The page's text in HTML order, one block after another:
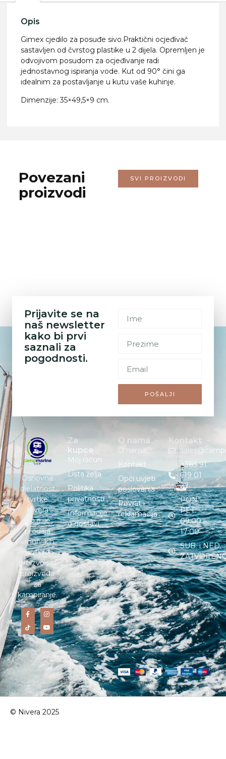
Opis
Gimex cjedilo za posuđe sivo.Praktični ocjeđivač
sastavljen od čvrstog plastike u 2 dijela. Opremljen je
odvojivom posudom za ocjeđivanje radi
jednostavnog ispiranja vode. Kut od 90° čini ga
idealnim za postavljanje u kutu vaše kuhinje.
Dimenzije: 35×49,5×9 cm.
Povezani
proizvodi
SVI PROIZVODI
Prijavite se na
naš newsletter
kako bi prvi
saznali za
pogodnosti.
POŠALJI
Osnovna
djelatnost
tvrtke
Nivera
d.o.o. je
prodaja
vrhunskih
nautičkih
proizvoda i
proizvoda
za
kampiranje.
Za
kupce
Moj račun
Lista želja
Politika
privatnosti
Informacije
o dostavi
O nama
O nama
Kontakt
Opći uvjeti
poslovanja
Povrat i
reklamacija
Kontakt
+385 91
619 01
27
PON. –
PET. :
09:00 –
17:00
SUB. i NED. :
© Nivera 2025